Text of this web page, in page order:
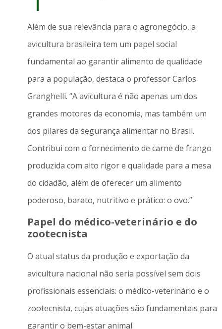
Além de sua relevância para o agronegócio, a
avicultura brasileira tem um papel social
fundamental ao garantir alimento de qualidade
para a população, destaca o professor Carlos
Granghelli. “A avicultura é não apenas um dos
grandes motores da economia, mas também um
dos pilares da segurança alimentar no Brasil.
Contribui com o fornecimento de carne de frango
produzida com alto rigor e qualidade para a mesa
do cidadão, além de oferecer um alimento
poderoso, barato, nutritivo e prático: o ovo.”
Papel do médico-veterinário e do
zootecnista
O atual status da produção e exportação da
avicultura nacional não seria possível sem dois
profissionais essenciais: o médico-veterinário e o
zootecnista, cujas atuações são fundamentais para
garantir o bem-estar animal.